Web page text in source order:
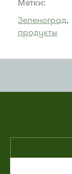
Метки:
Зеленоград,
продукты